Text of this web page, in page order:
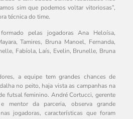
sim que podemos voltar vitoriosas”,
técnica do time.
pelas jogadoras Ana Heloísa,
Tamires, Bruna Manoel, Fernanda,
Fabíola, Laís, Evelin, Brunelle, Bruna
a equipe tem grandes chances de
no peito, haja vista as campanhas na
futsal feminino. André Cortucci, gerente
mentor da parceria, observa grande
jogadoras, características que foram